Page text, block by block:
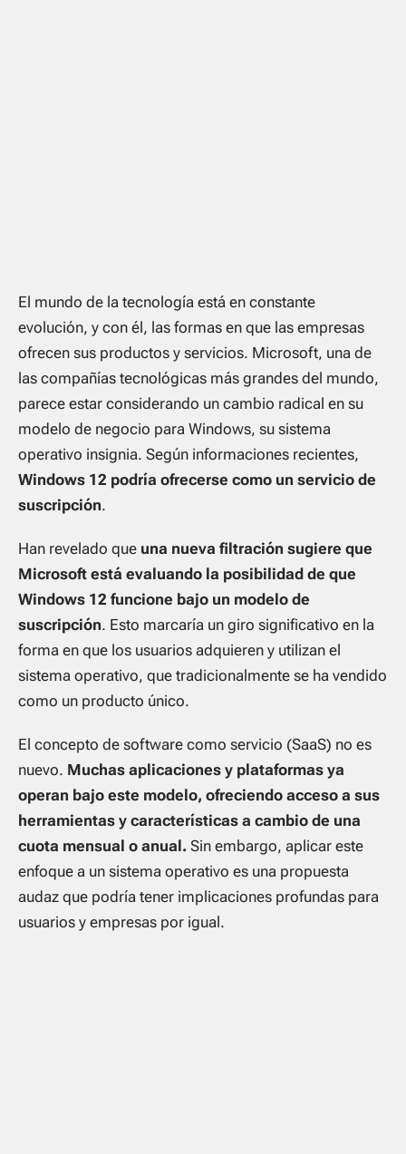
El mundo de la tecnología está en constante
evolución, y con él, las formas en que las empresas
ofrecen sus productos y servicios. Microsoft, una de
las compañías tecnológicas más grandes del mundo,
parece estar considerando un cambio radical en su
modelo de negocio para Windows, su sistema
operativo insignia. Según informaciones recientes,
Windows 12 podría ofrecerse como un servicio de
suscripción.
Han revelado que una nueva filtración sugiere que
Microsoft está evaluando la posibilidad de que
Windows 12 funcione bajo un modelo de
suscripción. Esto marcaría un giro significativo en la
forma en que los usuarios adquieren y utilizan el
sistema operativo, que tradicionalmente se ha vendido
como un producto único.
El concepto de software como servicio (SaaS) no es
nuevo. Muchas aplicaciones y plataformas ya
operan bajo este modelo, ofreciendo acceso a sus
herramientas y características a cambio de una
cuota mensual o anual. Sin embargo, aplicar este
enfoque a un sistema operativo es una propuesta
audaz que podría tener implicaciones profundas para
usuarios y empresas por igual.